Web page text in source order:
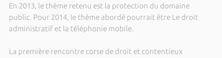
En 2013, le thème retenu est la protection du domaine
public. Pour 2014, le thème abordé pourrait être Le droit
administratif et la téléphonie mobile.
La première rencontre corse de droit et contentieux